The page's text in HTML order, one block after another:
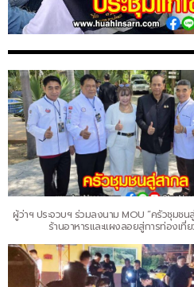
ผู้ว่าฯ ประจวบฯ ร่วมลงนาม MOU “ครัวชุมชน
ร้านอาหารและแผงลอยสู่การท่องเที่